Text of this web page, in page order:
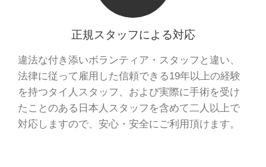
正規スタッフによる対応
違法な付き添いボランティア・スタッフと違い、
法律に従って雇用した信頼できる19年以上の経験
を持つタイ人スタッフ、および実際に手術を受け
たことのある日本人スタッフを含めて二人以上で
対応しますので、安心・安全にご利用頂けます。